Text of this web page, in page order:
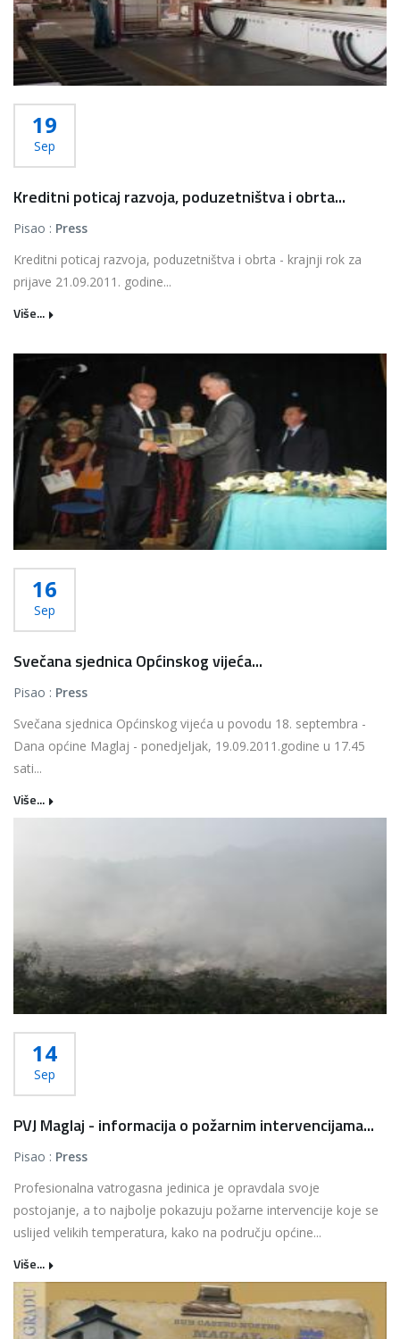
19
Sep
Kreditni poticaj razvoja, poduzetništva i obrta...
Pisao : Press
Kreditni poticaj razvoja, poduzetništva i obrta - krajnji rok za
prijave 21.09.2011. godine...
Više...
16
Sep
Svečana sjednica Općinskog vijeća...
Pisao : Press
Svečana sjednica Općinskog vijeća u povodu 18. septembra -
Dana općine Maglaj - ponedjeljak, 19.09.2011.godine u 17.45
sati...
Više...
14
Sep
PVJ Maglaj - informacija o požarnim intervencijama...
Pisao : Press
Profesionalna vatrogasna jedinica je opravdala svoje
postojanje, a to najbolje pokazuju požarne intervencije koje se
uslijed velikih temperatura, kako na području općine...
Više...